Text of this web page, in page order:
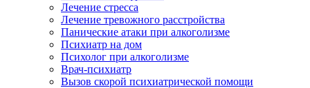
Лечение стресса
Лечение тревожного расстройства
Панические атаки при алкоголизме
Психиатр на дом
Психолог при алкоголизме
Врач-психиатр
Вызов скорой психиатрической помощи